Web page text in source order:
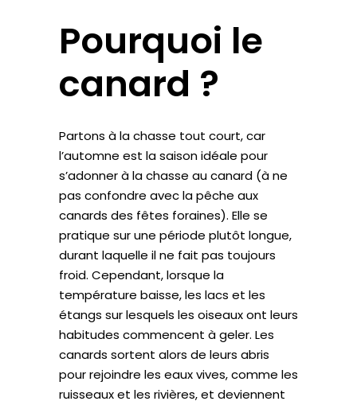
Pourquoi le
canard ?
Partons à la chasse tout court, car
l’automne est la saison idéale pour
s’adonner à la chasse au canard (à ne
pas confondre avec la pêche aux
canards des fêtes foraines). Elle se
pratique sur une période plutôt longue,
durant laquelle il ne fait pas toujours
froid. Cependant, lorsque la
température baisse, les lacs et les
étangs sur lesquels les oiseaux ont leurs
habitudes commencent à geler. Les
canards sortent alors de leurs abris
pour rejoindre les eaux vives, comme les
ruisseaux et les rivières, et deviennent